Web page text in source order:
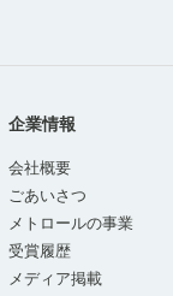
企業情報
会社概要
ごあいさつ
メトロールの事業
受賞履歴
メディア掲載